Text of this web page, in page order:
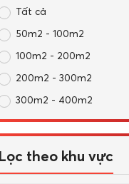
Tất cả
50m2 - 100m2
100m2 - 200m2
200m2 - 300m2
300m2 - 400m2
Lọc theo khu vực